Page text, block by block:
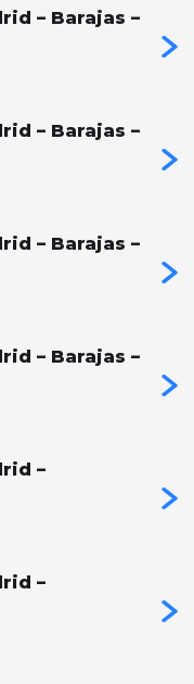
– Barajas –
– Barajas –
– Barajas –
– Barajas –
–
–